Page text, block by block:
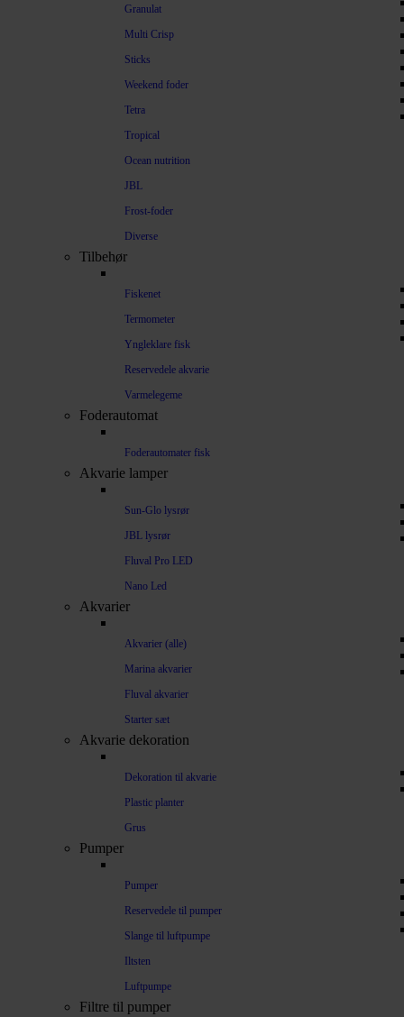
Granulat
Multi Crisp
Sticks
Weekend foder
Tetra
Tropical
Ocean nutrition
JBL
Frost-foder
Diverse
Tilbehør
Fiskenet
Termometer
Yngleklare fisk
Reservedele akvarie
Varmelegeme
Foderautomat
Foderautomater fisk
Akvarie lamper
Sun-Glo lysrør
JBL lysrør
Fluval Pro LED
Nano Led
Akvarier
Akvarier (alle)
Marina akvarier
Fluval akvarier
Starter sæt
Akvarie dekoration
Dekoration til akvarie
Plastic planter
Grus
Pumper
Pumper
Reservedele til pumper
Slange til luftpumpe
Iltsten
Luftpumpe
Filtre til pumper